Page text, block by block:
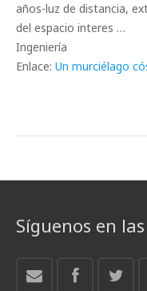
años-luz de distancia,
del espacio interes …
Ingeniería
Enlace: Un murciélago
Síguenos en